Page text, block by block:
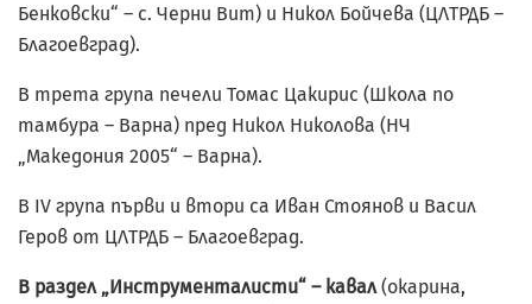
Бенковски“ – с. Черни Вит) и Никол Бойчева (ЦЛТРДБ –
Благоевград).
В трета група печели Томас Цакирис (Школа по
тамбура – Варна) пред Никол Николова (НЧ
„Македония 2005“ – Варна).
В IV група първи и втори са Иван Стоянов и Васил
Геров от ЦЛТРДБ – Благоевград.
В раздел „Инструменталисти“ – кавал (окарина,